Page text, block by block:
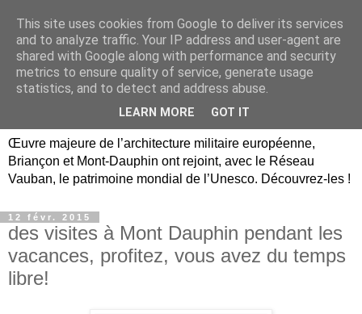
Briançon, Mont-Dauphin,
Vauban Unesco Hautes-
Œuvre majeure de l’architecture militaire européenne,
Briançon et Mont-Dauphin ont rejoint, avec le Réseau
Vauban, le patrimoine mondial de l’Unesco. Découvrez-les !
12 févr. 2015
des visites à Mont Dauphin pendant les
vacances, profitez, vous avez du temps
libre!
This site uses cookies from Google to deliver its services
and to analyze traffic. Your IP address and user-agent are
shared with Google along with performance and security
metrics to ensure quality of service, generate usage
statistics, and to detect and address abuse.
LEARN MORE GOT IT